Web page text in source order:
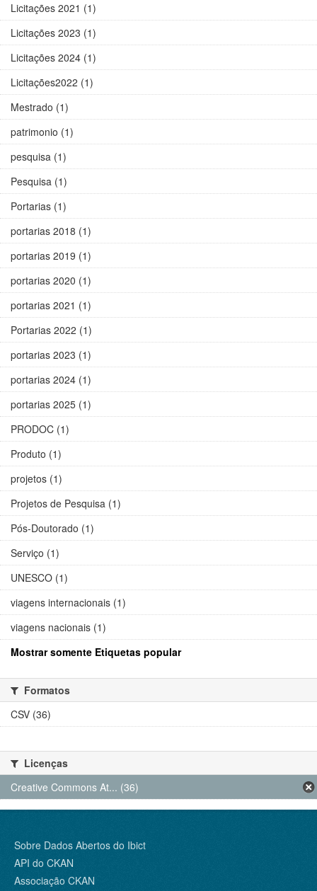
Licitações 2021 (1)
Licitações 2023 (1)
Licitações 2024 (1)
Licitações2022 (1)
Mestrado (1)
patrimonio (1)
pesquisa (1)
Pesquisa (1)
Portarias (1)
portarias 2018 (1)
portarias 2019 (1)
portarias 2020 (1)
portarias 2021 (1)
Portarias 2022 (1)
portarias 2023 (1)
portarias 2024 (1)
portarias 2025 (1)
PRODOC (1)
Produto (1)
projetos (1)
Projetos de Pesquisa (1)
Pós-Doutorado (1)
Serviço (1)
UNESCO (1)
viagens internacionais (1)
viagens nacionais (1)
Mostrar somente Etiquetas popular
Formatos
CSV (36)
Licenças
Creative Commons At... (36)
Sobre Dados Abertos do Ibict
API do CKAN
Associação CKAN